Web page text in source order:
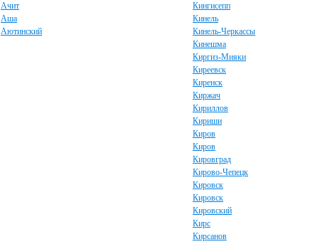
Ачит
Аша
Аютинский
Кингисепп
Кинель
Кинель-Черкассы
Кинешма
Киргиз-Мияки
Киреевск
Киренск
Киржач
Кириллов
Кириши
Киров
Киров
Кировград
Кирово-Чепецк
Кировск
Кировск
Кировский
Кирс
Кирсанов